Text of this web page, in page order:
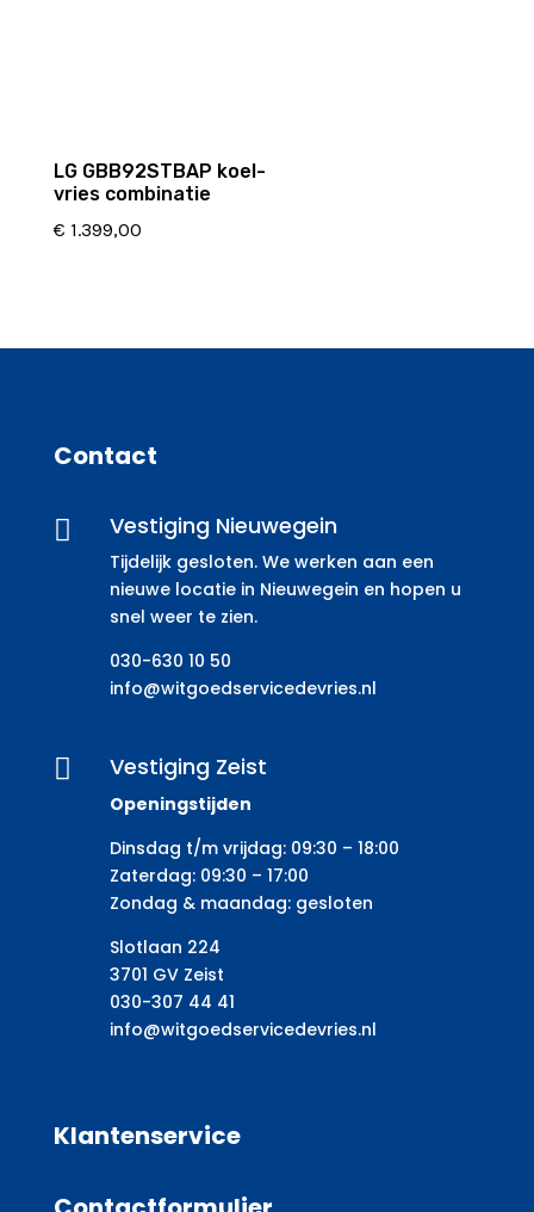
LG GBB92STBAP koel-
vries combinatie
€ 1.399,00
Contact
 Vestiging Nieuwegein
Tijdelijk gesloten. We werken aan een
nieuwe locatie in Nieuwegein en hopen u
snel weer te zien.
030-630 10 50
info@witgoedservicedevries.nl
 Vestiging Zeist
Openingstijden
Dinsdag t/m vrijdag: 09:30 – 18:00
Zaterdag: 09:30 – 17:00
Zondag & maandag: gesloten
Slotlaan 224
3701 GV Zeist
030-307 44 41
info@witgoedservicedevries.nl
Klantenservice